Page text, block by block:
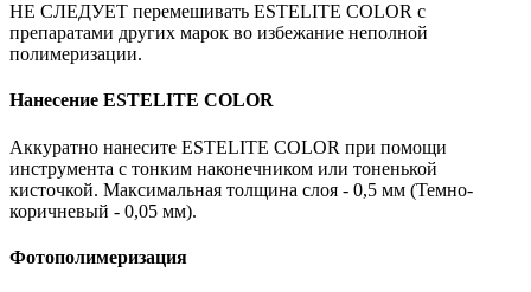
НЕ СЛЕДУЕТ перемешивать ESTELITE COLOR с
препаратами других марок во избежание неполной
полимеризации.
Нанесение ESTELITE COLOR
Аккуратно нанесите ESTELITE COLOR при помощи
инструмента с тонким наконечником или тоненькой
кисточкой. Максимальная толщина слоя - 0,5 мм (Темно-
коричневый - 0,05 мм).
Фотополимеризация